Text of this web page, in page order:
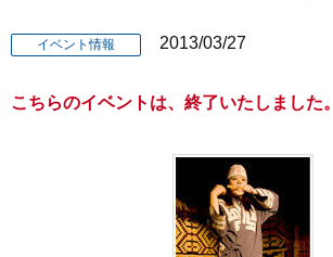
イベント情報 2013/03/27
こちらのイベントは、終了いたしました。